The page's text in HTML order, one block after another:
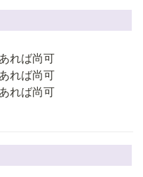
れば尚可
れば尚可
れば尚可